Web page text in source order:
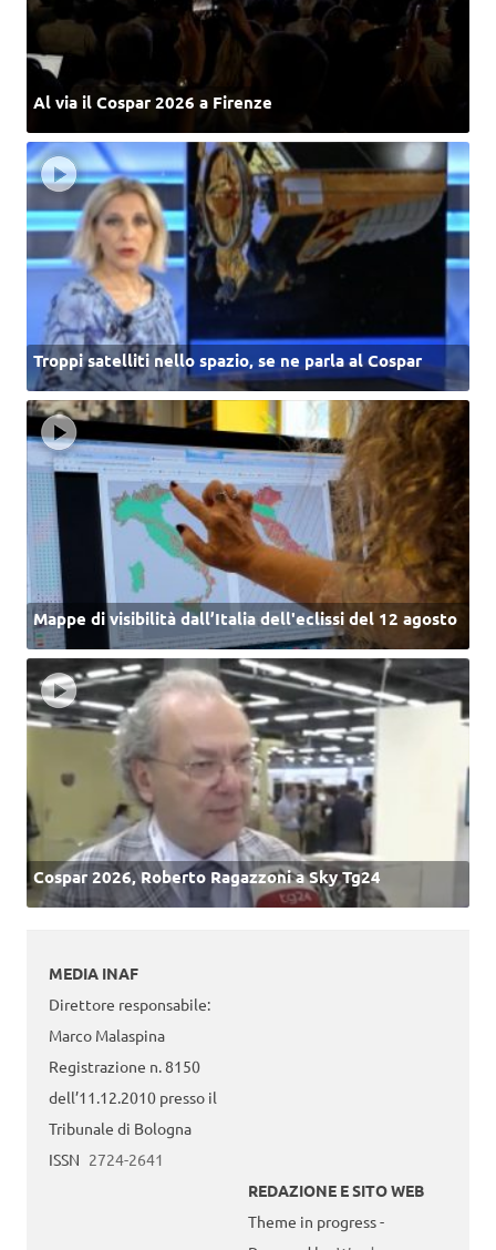
Al via il Cospar 2026 a Firenze
Troppi satelliti nello spazio, se ne parla al Cospar
Mappe di visibilità dall’Italia dell'eclissi del 12 agosto
Cospar 2026, Roberto Ragazzoni a Sky Tg24
MEDIA INAF
Direttore responsabile:
Marco Malaspina
Registrazione n. 8150
dell’11.12.2010 presso il
Tribunale di Bologna
ISSN 2724-2641
REDAZIONE E SITO WEB
Theme in progress -